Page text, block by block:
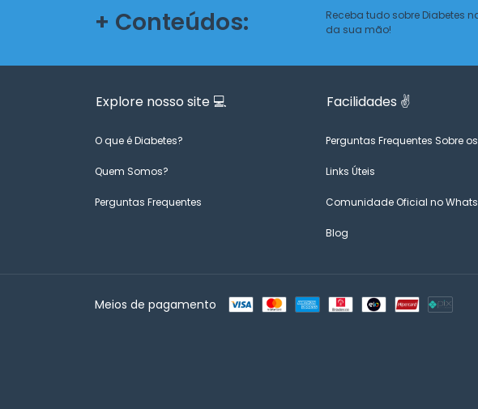
+ Conteúdos:
Receba tudo sobre Diabetes
da sua mão!
Explore nosso site 💻
O que é Diabetes?
Quem Somos?
Perguntas Frequentes
Facilidades ✌️
Perguntas Frequentes Sobre
Links Úteis
Comunidade Oficial no
Blog
Meios de pagamento